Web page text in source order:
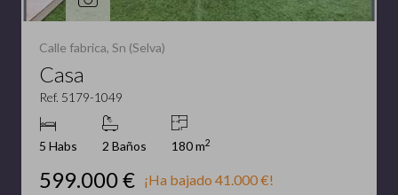
Calle fabrica, Sn (Selva)
Casa
Ref. 5179-1049
5 Habs 2 Baños 180 m2
599.000 € ¡Ha bajado 41.000 €!